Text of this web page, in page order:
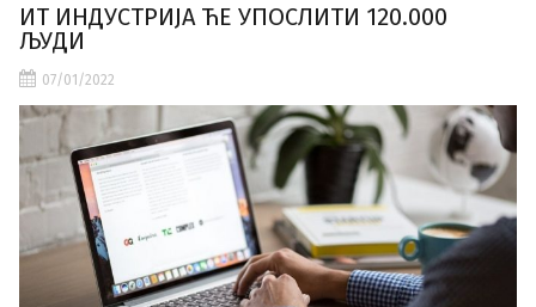
ИТ ИНДУСТРИЈА ЋЕ УПОСЛИТИ 120.000
ЉУДИ
07/01/2022